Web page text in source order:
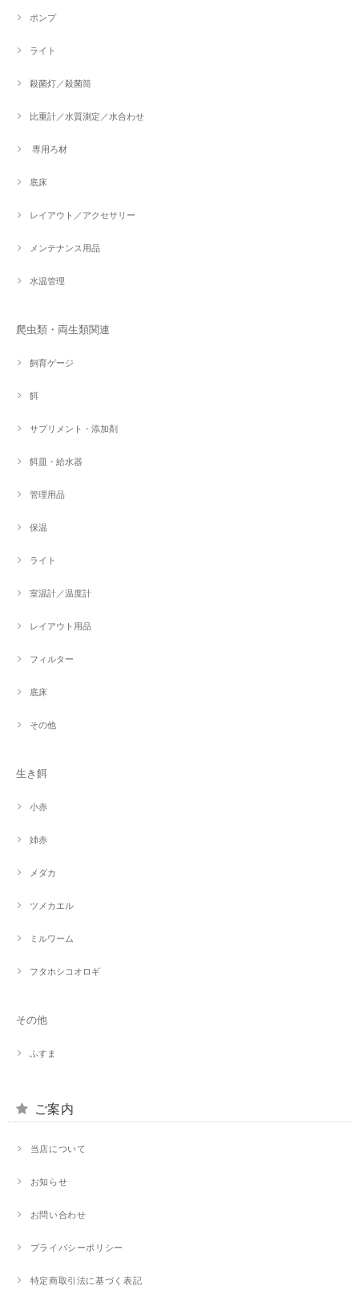
ポンプ
ライト
殺菌灯／殺菌筒
比重計／水質測定／水合わせ
専用ろ材
底床
レイアウト／アクセサリー
メンテナンス用品
水温管理
爬虫類・両生類関連
飼育ゲージ
餌
サプリメント・添加剤
餌皿・給水器
管理用品
保温
ライト
室温計／温度計
レイアウト用品
フィルター
底床
その他
生き餌
小赤
姉赤
メダカ
ツメカエル
ミルワーム
フタホシコオロギ
その他
ふすま
ご案内
当店について
お知らせ
お問い合わせ
プライバシーポリシー
特定商取引法に基づく表記